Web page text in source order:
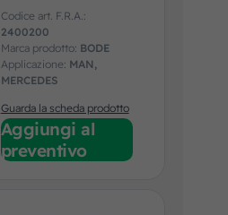
Codice art. F.R.A.:
2400200
Marca prodotto: BODE
Applicazione: MAN,
MERCEDES
Guarda la scheda prodotto
Aggiungi al
preventivo